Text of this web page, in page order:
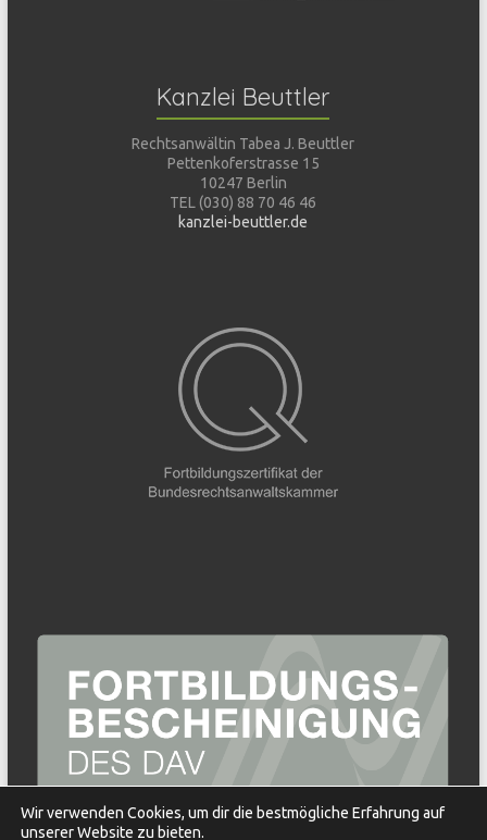
Kanzlei Beuttler
Rechtsanwältin Tabea J. Beuttler
Pettenkoferstrasse 15
10247 Berlin
TEL (030) 88 70 46 46
kanzlei-beuttler.de
Wir verwenden Cookies, um dir die bestmögliche Erfahrung auf
unserer Website zu bieten.